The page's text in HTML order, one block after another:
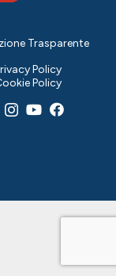
Trasparente
Policy
Policy